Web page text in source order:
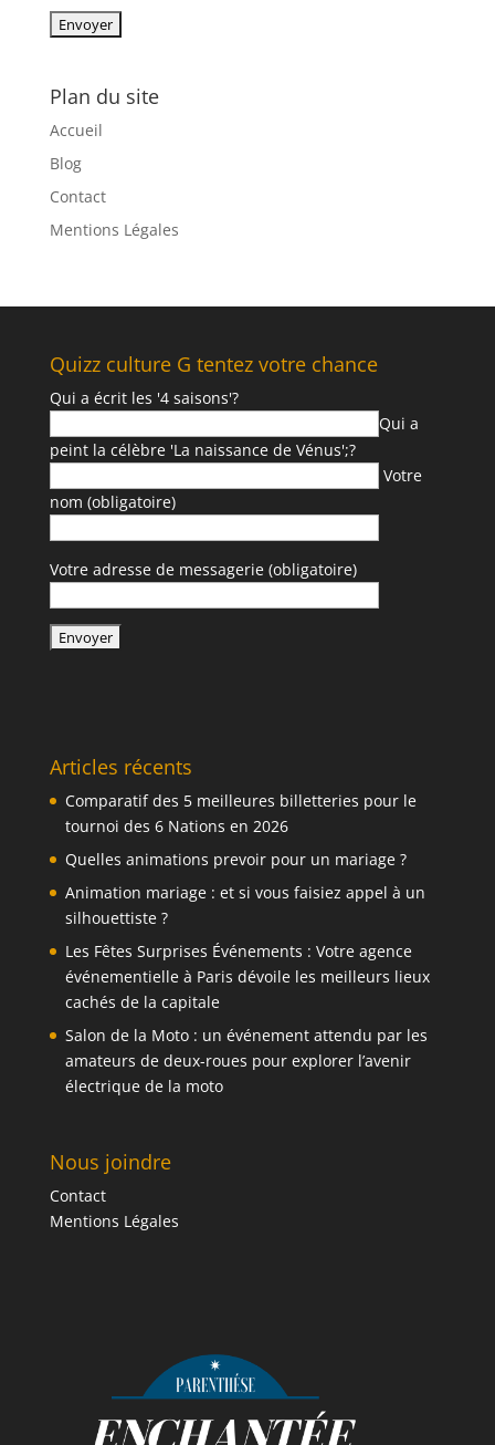
Plan du site
Accueil
Blog
Contact
Mentions Légales
Quizz culture G tentez votre chance
Qui a écrit les '4 saisons'?
Qui a
peint la célèbre 'La naissance de Vénus';?
Votre
nom (obligatoire)
Votre adresse de messagerie (obligatoire)
Articles récents
Comparatif des 5 meilleures billetteries pour le
tournoi des 6 Nations en 2026
Quelles animations prevoir pour un mariage ?
Animation mariage : et si vous faisiez appel à un
silhouettiste ?
Les Fêtes Surprises Événements : Votre agence
événementielle à Paris dévoile les meilleurs lieux
cachés de la capitale
Salon de la Moto : un événement attendu par les
amateurs de deux-roues pour explorer l’avenir
électrique de la moto
Nous joindre
Contact
Mentions Légales